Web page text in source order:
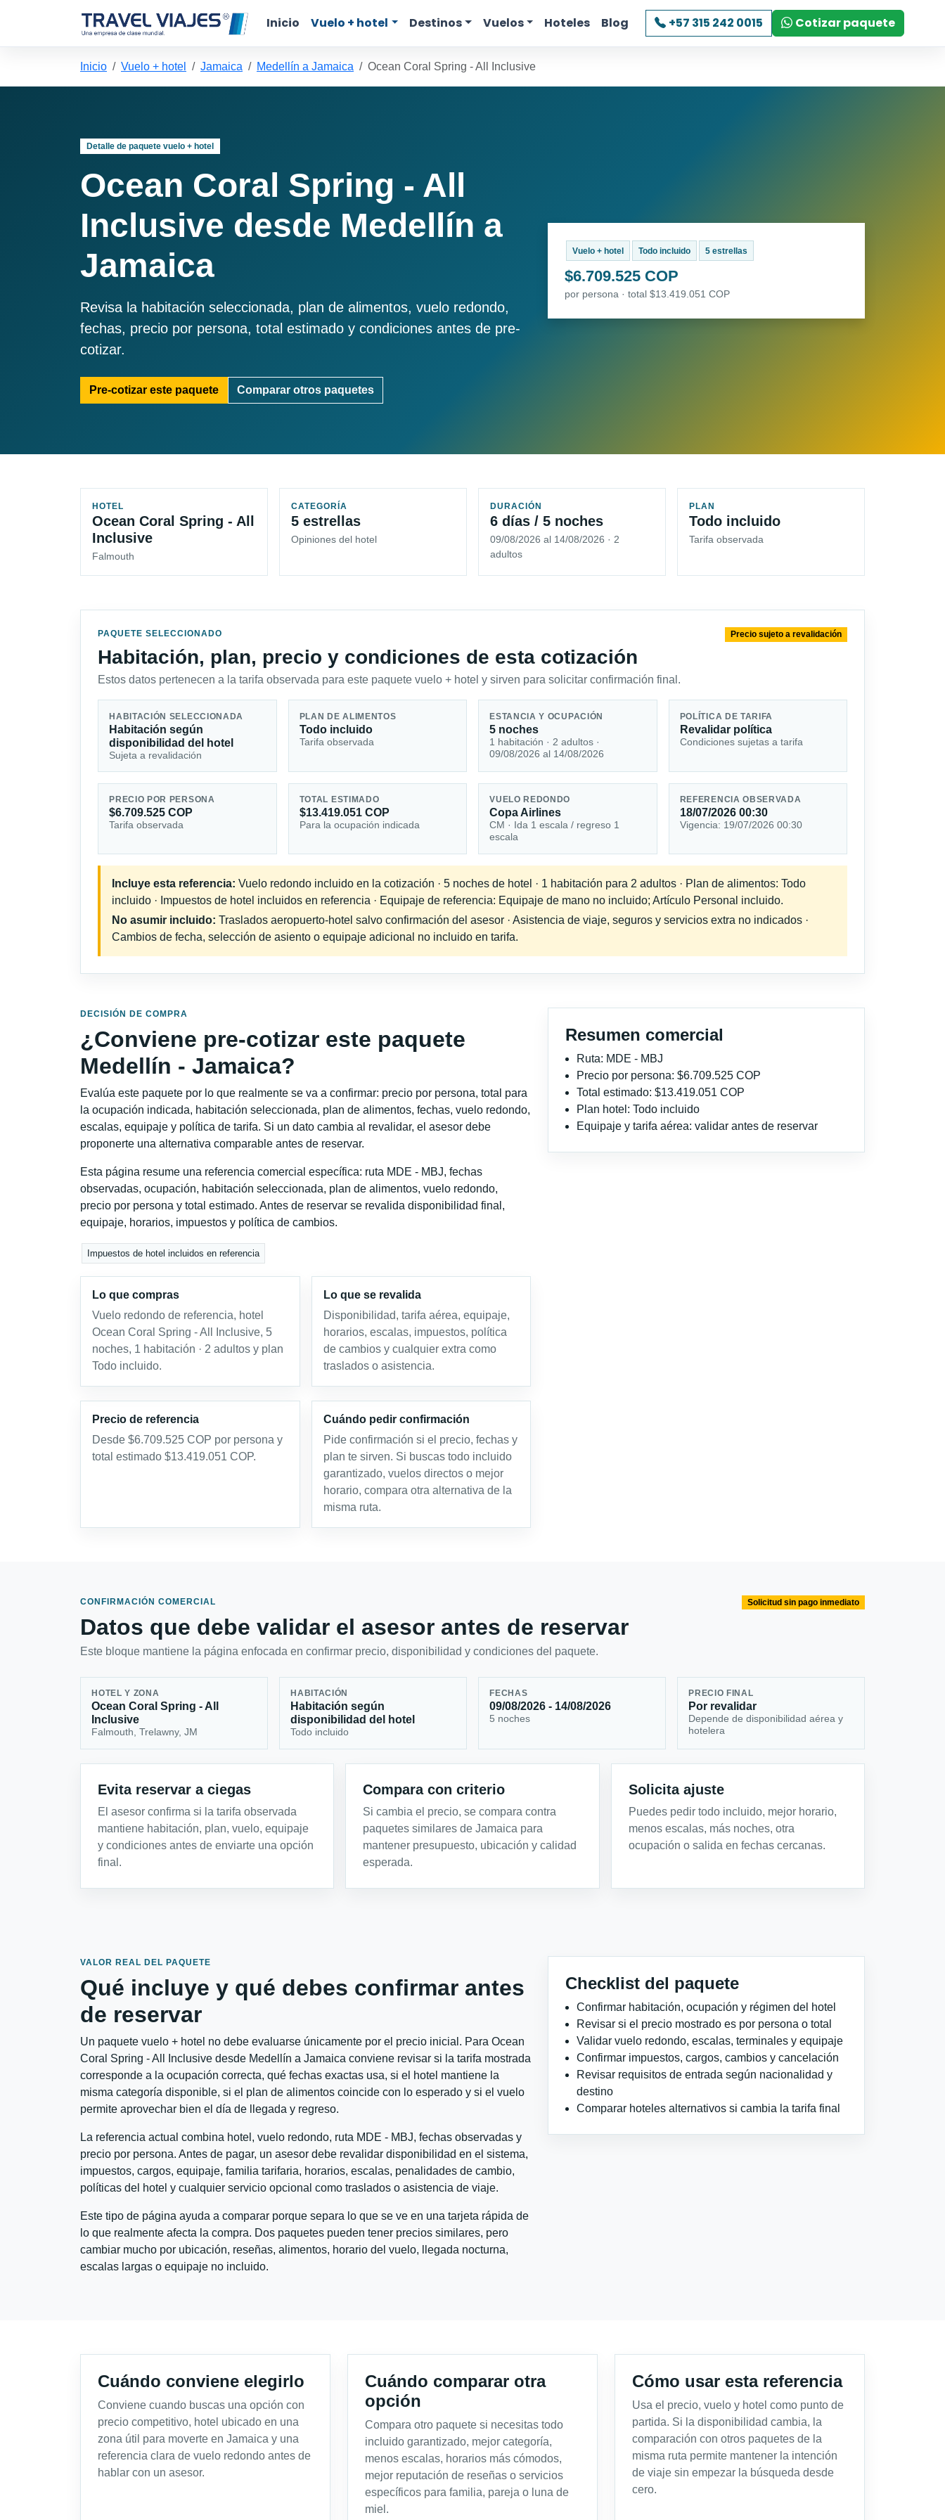
Inicio Vuelo + hotel Destinos Vuelos Hoteles Blog +57 315 242 0015 Cotizar paquete
Inicio Vuelo + hotel Jamaica Medellín a Jamaica Ocean Coral Spring - All Inclusive
Detalle de paquete vuelo + hotel
Ocean Coral Spring - All
Inclusive desde Medellín a
Jamaica
Revisa la habitación seleccionada, plan de alimentos, vuelo redondo,
fechas, precio por persona, total estimado y condiciones antes de pre-
cotizar.
Pre-cotizar este paquete Comparar otros paquetes
Vuelo + hotel Todo incluido 5 estrellas
$6.709.525 COP
por persona · total $13.419.051 COP
HOTEL
Ocean Coral Spring - All
Inclusive
Falmouth
CATEGORÍA
5 estrellas
Opiniones del hotel
DURACIÓN
6 días / 5 noches
09/08/2026 al 14/08/2026 · 2
adultos
PLAN
Todo incluido
Tarifa observada
PAQUETE SELECCIONADO
Habitación, plan, precio y condiciones de esta cotización
Estos datos pertenecen a la tarifa observada para este paquete vuelo + hotel y sirven para solicitar confirmación final.
Precio sujeto a revalidación
HABITACIÓN SELECCIONADA
Habitación según
disponibilidad del hotel
Sujeta a revalidación
PLAN DE ALIMENTOS
Todo incluido
Tarifa observada
ESTANCIA Y OCUPACIÓN
5 noches
1 habitación · 2 adultos ·
09/08/2026 al 14/08/2026
POLÍTICA DE TARIFA
Revalidar política
Condiciones sujetas a tarifa
PRECIO POR PERSONA
$6.709.525 COP
Tarifa observada
TOTAL ESTIMADO
$13.419.051 COP
Para la ocupación indicada
VUELO REDONDO
Copa Airlines
CM · Ida 1 escala / regreso 1
escala
REFERENCIA OBSERVADA
18/07/2026 00:30
Vigencia: 19/07/2026 00:30
Incluye esta referencia: Vuelo redondo incluido en la cotización · 5 noches de hotel · 1 habitación para 2 adultos · Plan de alimentos: Todo
incluido · Impuestos de hotel incluidos en referencia · Equipaje de referencia: Equipaje de mano no incluido; Artículo Personal incluido.
No asumir incluido: Traslados aeropuerto-hotel salvo confirmación del asesor · Asistencia de viaje, seguros y servicios extra no indicados ·
Cambios de fecha, selección de asiento o equipaje adicional no incluido en tarifa.
DECISIÓN DE COMPRA
¿Conviene pre-cotizar este paquete
Medellín - Jamaica?
Evalúa este paquete por lo que realmente se va a confirmar: precio por persona, total para
la ocupación indicada, habitación seleccionada, plan de alimentos, fechas, vuelo redondo,
escalas, equipaje y política de tarifa. Si un dato cambia al revalidar, el asesor debe
proponerte una alternativa comparable antes de reservar.
Esta página resume una referencia comercial específica: ruta MDE - MBJ, fechas
observadas, ocupación, habitación seleccionada, plan de alimentos, vuelo redondo,
precio por persona y total estimado. Antes de reservar se revalida disponibilidad final,
equipaje, horarios, impuestos y política de cambios.
Impuestos de hotel incluidos en referencia
Lo que compras
Vuelo redondo de referencia, hotel
Ocean Coral Spring - All Inclusive, 5
noches, 1 habitación · 2 adultos y plan
Todo incluido.
Lo que se revalida
Disponibilidad, tarifa aérea, equipaje,
horarios, escalas, impuestos, política
de cambios y cualquier extra como
traslados o asistencia.
Precio de referencia
Desde $6.709.525 COP por persona y
total estimado $13.419.051 COP.
Cuándo pedir confirmación
Pide confirmación si el precio, fechas y
plan te sirven. Si buscas todo incluido
garantizado, vuelos directos o mejor
horario, compara otra alternativa de la
misma ruta.
Resumen comercial
Ruta: MDE - MBJ
Precio por persona: $6.709.525 COP
Total estimado: $13.419.051 COP
Plan hotel: Todo incluido
Equipaje y tarifa aérea: validar antes de reservar
CONFIRMACIÓN COMERCIAL
Datos que debe validar el asesor antes de reservar
Este bloque mantiene la página enfocada en confirmar precio, disponibilidad y condiciones del paquete.
Solicitud sin pago inmediato
HOTEL Y ZONA
Ocean Coral Spring - All
Inclusive
Falmouth, Trelawny, JM
HABITACIÓN
Habitación según
disponibilidad del hotel
Todo incluido
FECHAS
09/08/2026 - 14/08/2026
5 noches
PRECIO FINAL
Por revalidar
Depende de disponibilidad aérea y
hotelera
Evita reservar a ciegas
El asesor confirma si la tarifa observada
mantiene habitación, plan, vuelo, equipaje
y condiciones antes de enviarte una opción
final.
Compara con criterio
Si cambia el precio, se compara contra
paquetes similares de Jamaica para
mantener presupuesto, ubicación y calidad
esperada.
Solicita ajuste
Puedes pedir todo incluido, mejor horario,
menos escalas, más noches, otra
ocupación o salida en fechas cercanas.
VALOR REAL DEL PAQUETE
Qué incluye y qué debes confirmar antes
de reservar
Un paquete vuelo + hotel no debe evaluarse únicamente por el precio inicial. Para Ocean
Coral Spring - All Inclusive desde Medellín a Jamaica conviene revisar si la tarifa mostrada
corresponde a la ocupación correcta, qué fechas exactas usa, si el hotel mantiene la
misma categoría disponible, si el plan de alimentos coincide con lo esperado y si el vuelo
permite aprovechar bien el día de llegada y regreso.
La referencia actual combina hotel, vuelo redondo, ruta MDE - MBJ, fechas observadas y
precio por persona. Antes de pagar, un asesor debe revalidar disponibilidad en el sistema,
impuestos, cargos, equipaje, familia tarifaria, horarios, escalas, penalidades de cambio,
políticas del hotel y cualquier servicio opcional como traslados o asistencia de viaje.
Este tipo de página ayuda a comparar porque separa lo que se ve en una tarjeta rápida de
lo que realmente afecta la compra. Dos paquetes pueden tener precios similares, pero
cambiar mucho por ubicación, reseñas, alimentos, horario del vuelo, llegada nocturna,
escalas largas o equipaje no incluido.
Checklist del paquete
Confirmar habitación, ocupación y régimen del hotel
Revisar si el precio mostrado es por persona o total
Validar vuelo redondo, escalas, terminales y equipaje
Confirmar impuestos, cargos, cambios y cancelación
Revisar requisitos de entrada según nacionalidad y
destino
Comparar hoteles alternativos si cambia la tarifa final
Cuándo conviene elegirlo
Conviene cuando buscas una opción con
precio competitivo, hotel ubicado en una
zona útil para moverte en Jamaica y una
referencia clara de vuelo redondo antes de
hablar con un asesor.
Cuándo comparar otra
opción
Compara otro paquete si necesitas todo
incluido garantizado, mejor categoría,
menos escalas, horarios más cómodos,
mejor reputación de reseñas o servicios
específicos para familia, pareja o luna de
miel.
Cómo usar esta referencia
Usa el precio, vuelo y hotel como punto de
partida. Si la disponibilidad cambia, la
comparación con otros paquetes de la
misma ruta permite mantener la intención
de viaje sin empezar la búsqueda desde
cero.